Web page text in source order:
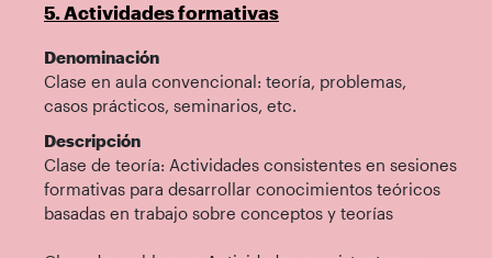
5. Actividades formativas
Denominación
Clase en aula convencional: teoría, problemas,
casos prácticos, seminarios, etc.
Descripción
Clase de teoría: Actividades consistentes en sesiones
formativas para desarrollar conocimientos teóricos
basadas en trabajo sobre conceptos y teorías